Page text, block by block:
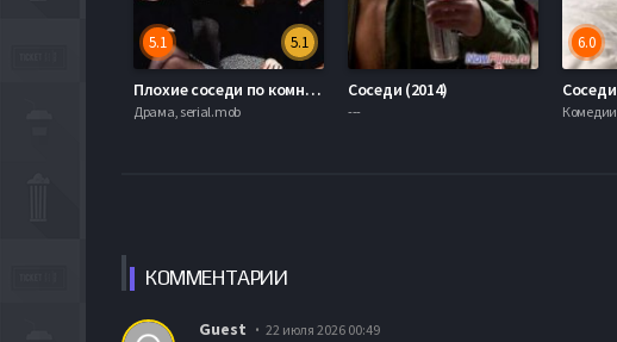
5.1
5.1
Плохие соседи по комнате (2015)
Драма, serial.mob
Соседи (2014)
---
6.0
Комедии
КОММЕНТАРИИ
Guest 22 июля 2026 00:49